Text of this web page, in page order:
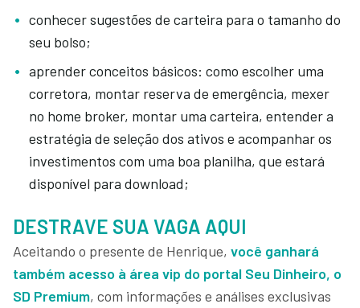
conhecer sugestões de carteira para o tamanho do
seu bolso;
aprender conceitos básicos: como escolher uma
corretora, montar reserva de emergência, mexer
no home broker, montar uma carteira, entender a
estratégia de seleção dos ativos e acompanhar os
investimentos com uma boa planilha, que estará
disponível para download;
DESTRAVE SUA VAGA AQUI
Aceitando o presente de Henrique, você ganhará
também acesso à área vip do portal Seu Dinheiro, o
SD Premium, com informações e análises exclusivas